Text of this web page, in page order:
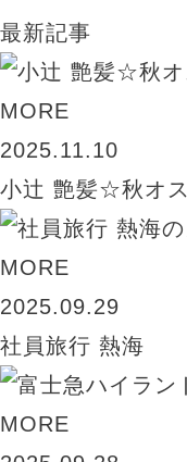
最新記事
MORE
2025.11.10
小辻 艶髪☆秋オ
MORE
2025.09.29
社員旅行 熱海
MORE